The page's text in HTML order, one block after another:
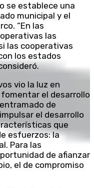
se establece una
municipal y el
“En las
las
las cooperativas
los estados
vio la luz en
el desarrollo
de
el desarrollo
que
esfuerzos: la
Para las
de afianzar
el de compromiso